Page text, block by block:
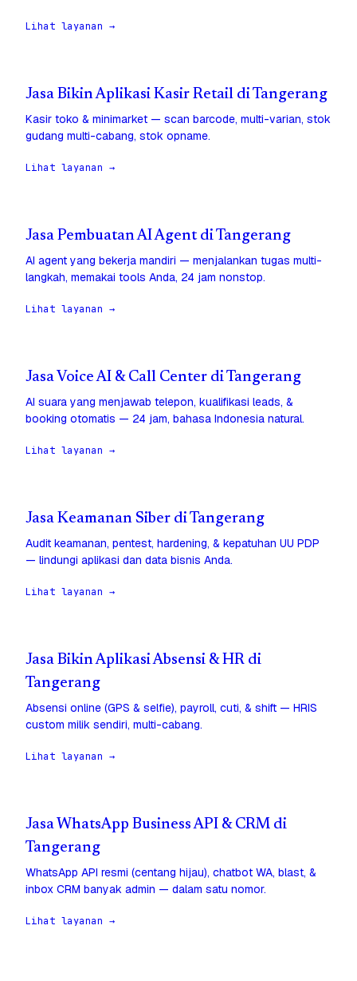
Lihat layanan →
Jasa Bikin Aplikasi Kasir Retail di Tangerang
Kasir toko & minimarket — scan barcode, multi-varian, stok
gudang multi-cabang, stok opname.
Lihat layanan →
Jasa Pembuatan AI Agent di Tangerang
AI agent yang bekerja mandiri — menjalankan tugas multi-
langkah, memakai tools Anda, 24 jam nonstop.
Lihat layanan →
Jasa Voice AI & Call Center di Tangerang
AI suara yang menjawab telepon, kualifikasi leads, &
booking otomatis — 24 jam, bahasa Indonesia natural.
Lihat layanan →
Jasa Keamanan Siber di Tangerang
Audit keamanan, pentest, hardening, & kepatuhan UU PDP
— lindungi aplikasi dan data bisnis Anda.
Lihat layanan →
Jasa Bikin Aplikasi Absensi & HR di
Tangerang
Absensi online (GPS & selfie), payroll, cuti, & shift — HRIS
custom milik sendiri, multi-cabang.
Lihat layanan →
Jasa WhatsApp Business API & CRM di
Tangerang
WhatsApp API resmi (centang hijau), chatbot WA, blast, &
inbox CRM banyak admin — dalam satu nomor.
Lihat layanan →